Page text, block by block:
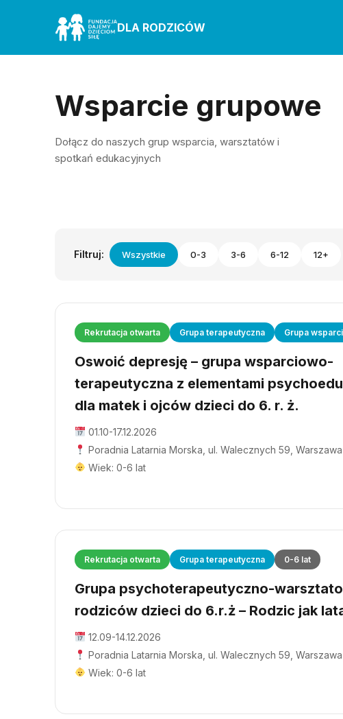
DLA RODZICÓW
Wsparcie grupowe
Dołącz do naszych grup wsparcia, warsztatów i
spotkań edukacyjnych
Filtruj: Wszystkie 0-3 3-6 6-12 12+
Rekrutacja otwarta Grupa terapeutyczna Grupa
Oswoić depresję – grupa wsparciowo-
terapeutyczna z elementami
dla matek i ojców dzieci do 6. r. ż.
01.10-17.12.2026
Poradnia Latarnia Morska, ul. Walecznych 59, Warszawa
Wiek: 0-6 lat
Rekrutacja otwarta Grupa terapeutyczna 0-6 lat
Grupa psychoterapeutyczno-
rodziców dzieci do 6.r.ż – Rodzic jak
12.09-14.12.2026
Poradnia Latarnia Morska, ul. Walecznych 59, Warszawa
Wiek: 0-6 lat